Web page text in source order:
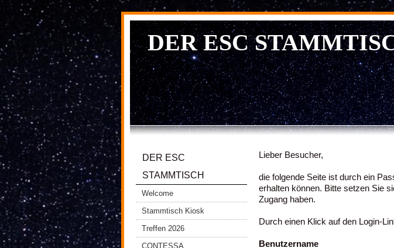
DER ESC
DER ESC
STAMMTISCH
Welcome
Stammtisch Kiosk
Treffen 2026
CONTESSA
Lieber Besucher,
die folgende Seite ist durch ein
erhalten können. Bitte setzen Sie
Zugang haben.
Durch einen Klick auf den Login-
Benutzername